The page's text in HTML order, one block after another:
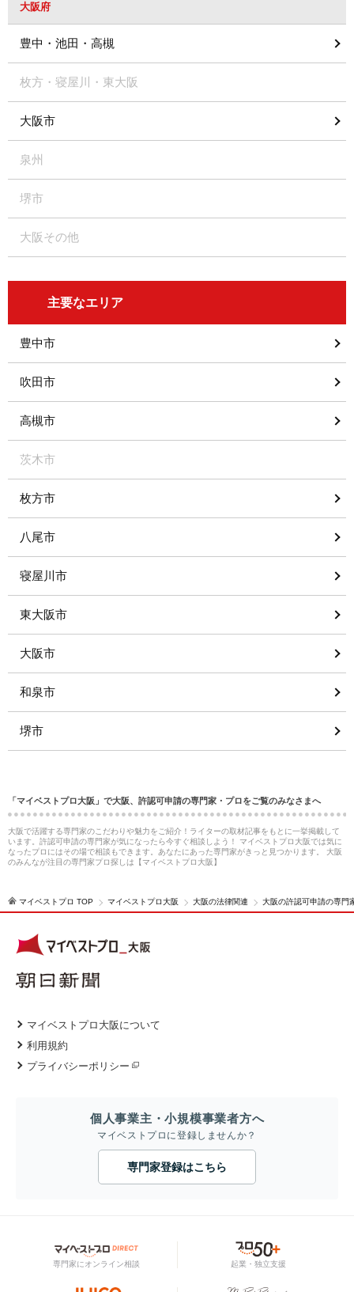
大阪府
豊中・池田・高槻
枚方・寝屋川・東大阪
大阪市
泉州
堺市
大阪その他
主要なエリア
豊中市
吹田市
高槻市
茨木市
枚方市
八尾市
寝屋川市
東大阪市
大阪市
和泉市
堺市
「マイベストプロ大阪」で大阪、許認可申請の専門家・プロをご覧のみなさまへ
大阪で活躍する専門家のこだわりや魅力をご紹介！ライターの取材記事をもとに一挙掲載して
います。許認可申請の専門家が気になったら今すぐ相談しよう！ マイベストプロ大阪では気に
なったプロにはその場で相談もできます。あなたにあった専門家がきっと見つかります。 大阪
のみんなが注目の専門家プロ探しは【マイベストプロ大阪】
マイベストプロ TOP マイベストプロ大阪 大阪の法律関連 大阪の許認可申請の専門
マイベストプロ大阪について
利用規約
プライバシーポリシー
個人事業主・小規模事業者方へ
マイベストプロに登録しませんか？
専門家登録はこちら
専門家にオンライン相談 起業・独立支援